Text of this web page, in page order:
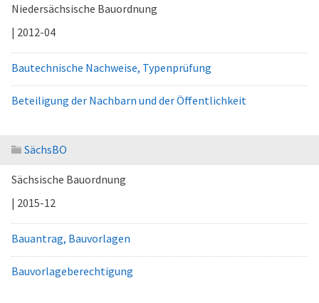
Niedersächsische Bauordnung
| 2012-04
Bautechnische Nachweise, Typenprüfung
Beteiligung der Nachbarn und der Öffentlichkeit
SächsBO
Sächsische Bauordnung
| 2015-12
Bauantrag, Bauvorlagen
Bauvorlageberechtigung